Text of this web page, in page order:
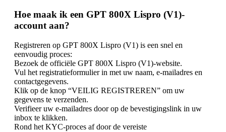
Hoe maak ik een GPT 800X Lispro (V1)-
account aan?
Registreren op GPT 800X Lispro (V1) is een snel en
eenvoudig proces:
Bezoek de officiële GPT 800X Lispro (V1)-website.
Vul het registratieformulier in met uw naam, e-mailadres en
contactgegevens.
Klik op de knop “VEILIG REGISTREREN” om uw
gegevens te verzenden.
Verifieer uw e-mailadres door op de bevestigingslink in uw
inbox te klikken.
Rond het KYC-proces af door de vereiste